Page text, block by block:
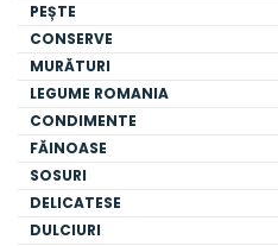
PEȘTE
CONSERVE
MURĂTURI
LEGUME ROMANIA
CONDIMENTE
FĂINOASE
SOSURI
DELICATESE
DULCIURI